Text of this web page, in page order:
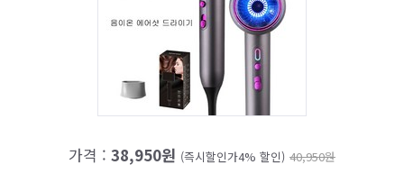
가격 : 38,950원 (즉시할인가4% 할인) 40,950원